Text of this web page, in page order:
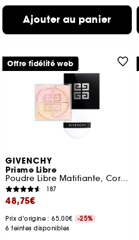
Ajouter au panier
GIVENCHY
Prisme Libre
Poudre Libre Matifiante, Correctrice et Lumineuse
187
48,75€
Prix d'origine : 65,00€
-25%
6 teintes disponibles
Offre fidélité web